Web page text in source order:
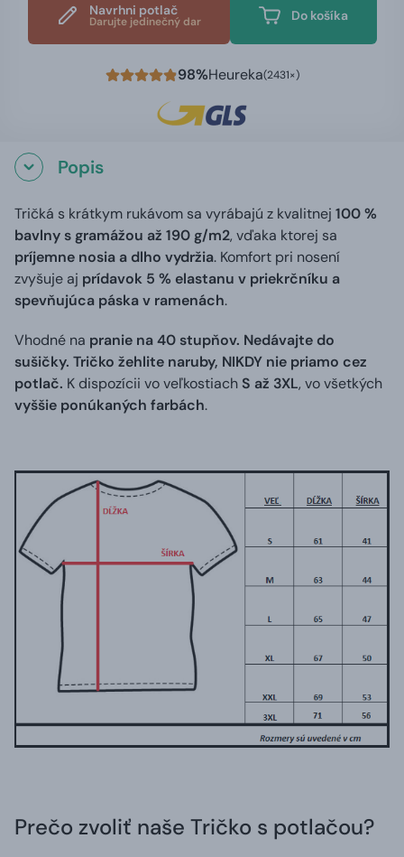
Navrhni potlač
Darujte jedinečný dar Do košíka
98%Heureka(2431×)
Popis
Tričká s krátkym rukávom sa vyrábajú z kvalitnej 100 %
bavlny s gramážou až 190 g/m2, vďaka ktorej sa
príjemne nosia a dlho vydržia. Komfort pri nosení
zvyšuje aj prídavok 5 % elastanu v priekrčníku a
spevňujúca páska v ramenách.
Vhodné na pranie na 40 stupňov. Nedávajte do
sušičky. Tričko žehlite naruby, NIKDY nie priamo cez
potlač. K dispozícii vo veľkostiach S až 3XL, vo všetkých
vyššie ponúkaných farbách.
Prečo zvoliť naše Tričko s potlačou?